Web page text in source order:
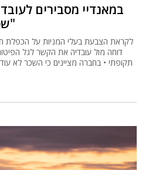
במאנדיי מסבירים
שכר המנכ"לים לפיטורים"
לקראת הצבעת בעלי המניות על הכפלת
דוחה מול עובדיה את הקשר לגל
תקופתי • בחברה מציינים כי השכר לא